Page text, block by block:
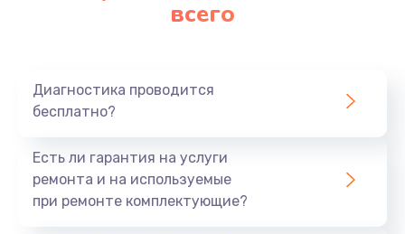
Замена материнской платы
Заказать
всего
Диагностика проводится
бесплатно?
Есть ли гарантия на услуги
ремонта и на используемые
при ремонте комплектующие?